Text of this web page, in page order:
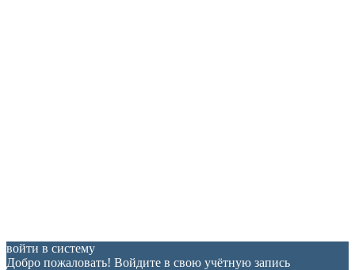
войти в систему
Добро пожаловать! Войдите в свою учётную запись